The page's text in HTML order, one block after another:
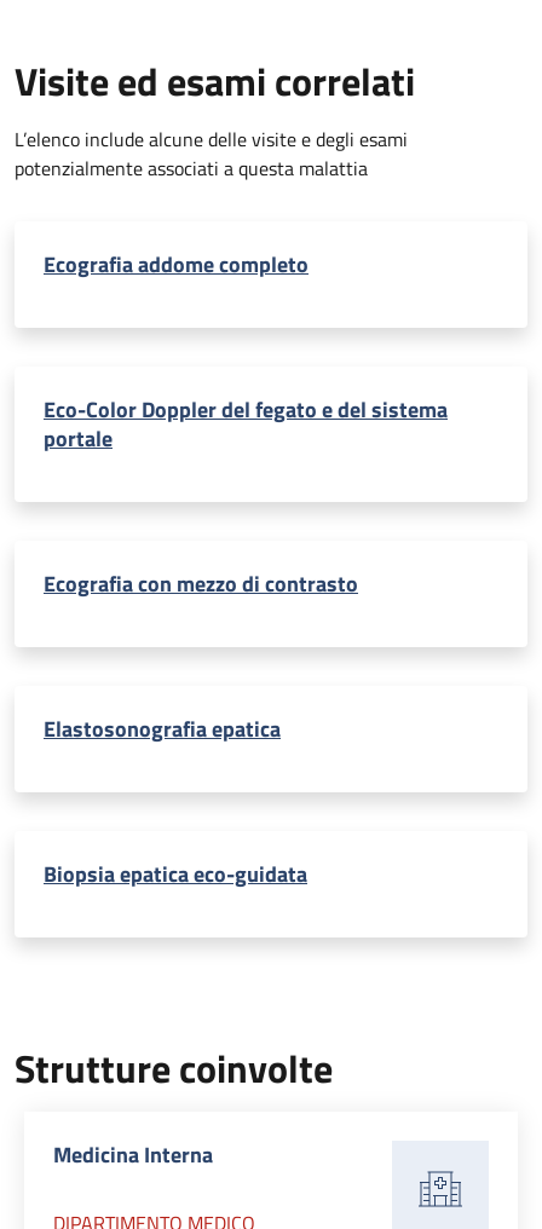
Visite ed esami correlati
L’elenco include alcune delle visite e degli esami
potenzialmente associati a questa malattia
Ecografia addome completo
Eco-Color Doppler del fegato e del sistema
portale
Ecografia con mezzo di contrasto
Elastosonografia epatica
Biopsia epatica eco-guidata
Strutture coinvolte
Medicina Interna
DIPARTIMENTO MEDICO